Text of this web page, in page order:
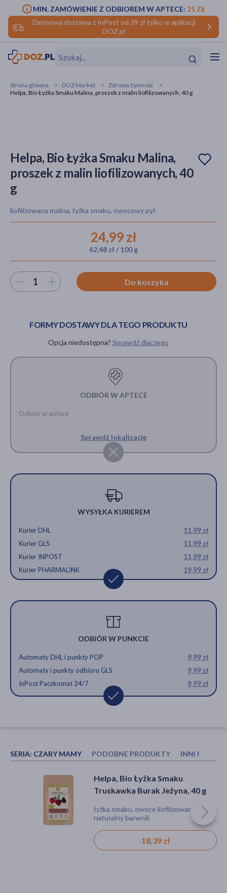
Darmowa dostawa z InPost od 39 zł tylko w aplikacji
DOZ.pl
MIN. ZAMÓWIENIE Z ODBIOREM W APTECE: 25 ZŁ
Hit
Strona główna DOZ Market
Zdrowa żywność
Helpa, Bio Łyżka Smaku Malina, proszek z malin liofilizowanych, 40 g
Helpa, Bio Łyżka Smaku Malina,
proszek z malin liofilizowanych, 40
g
liofilizowana malina, łyżka smaku, owocowy pył
24,99 zł
62,48 zł / 100 g
Wybierz ilość Do koszyka
FORMY DOSTAWY DLA TEGO PRODUKTU
Opcja niedostępna? Sprawdź dlaczego
ODBIÓR W APTECE
Odbiór w aptece
Sprawdź lokalizację
WYSYŁKA KURIEREM
Kurier DHL
11,99 zł
Kurier GLS
11,99 zł
Kurier INPOST
11,99 zł
Kurier PHARMALINK
19,99 zł
ODBIÓR W PUNKCIE
Automaty DHL i punkty POP
9,99 zł
Automaty i punkty odbioru GLS
9,99 zł
InPost Paczkomat 24/7
9,99 zł
SERIA: CZARY MAMY PODOBNE PRODUKTY INNI
Frupp, truskawka liofilizowana,
13 g
liofilizat, malinowy
5,99 zł
Plan by DOZ, Len mielony,
złocisty, 250 g
proszek
7,99 zł
Helpa, Bio Łyżka Smaku
Truskawka Burak Jeżyna, 40 g
łyżka smaku, owoce liofilizowane,
naturalny barwnik
18,39 zł